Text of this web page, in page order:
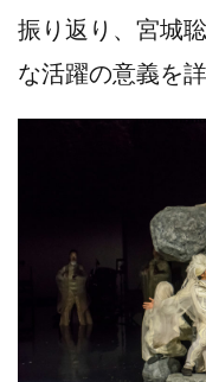
振り返り、宮城
な活躍の意義を